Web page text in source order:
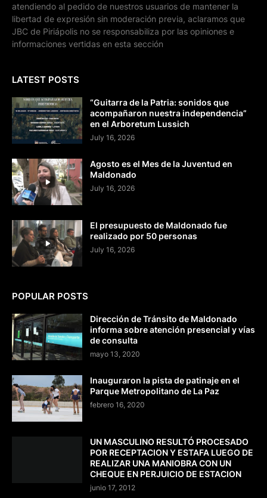
atendiendo al pedido de nuestros usuarios de mantener la
libertad de expresión sin moderación previa, aclaramos que
JBC de Piriápolis no se responsabiliza por las opiniones e
informaciones vertidas en esta sección
LATEST POSTS
“Guitarra de la Patria: sonidos que
acompañaron nuestra independencia”
en el Arboretum Lussich
July 16, 2026
Agosto es el Mes de la Juventud en
Maldonado
July 16, 2026
El presupuesto de Maldonado fue
realizado por 50 personas
July 16, 2026
POPULAR POSTS
Dirección de Tránsito de Maldonado
informa sobre atención presencial y vías
de consulta
mayo 13, 2020
Inauguraron la pista de patinaje en el
Parque Metropolitano de La Paz
febrero 16, 2020
UN MASCULINO RESULTÓ PROCESADO
POR RECEPTACION Y ESTAFA LUEGO DE
REALIZAR UNA MANIOBRA CON UN
CHEQUE EN PERJUICIO DE ESTACION
junio 17, 2012